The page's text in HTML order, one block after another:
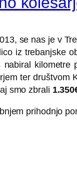
se nas je v
iz trebanjske
kilometre
ter društvom
smo zbrali
prihodnjo